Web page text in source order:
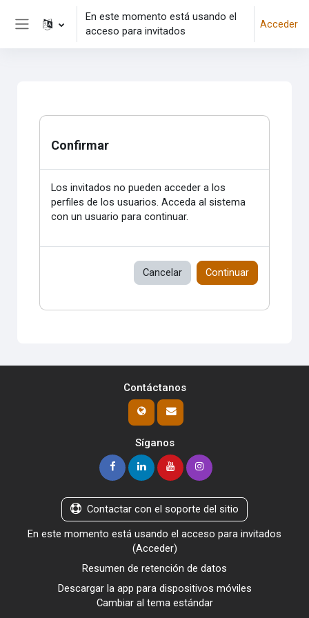
Salta al contenido principal
En este momento está usando el
acceso para invitados
Acceder
Confirmar
Los invitados no pueden acceder a los
perfiles de los usuarios. Acceda al sistema
con un usuario para continuar.
Cancelar Continuar
Contáctanos
Síganos
Contactar con el soporte del sitio
En este momento está usando el acceso para invitados
(Acceder)
Resumen de retención de datos
Descargar la app para dispositivos móviles
Cambiar al tema estándar